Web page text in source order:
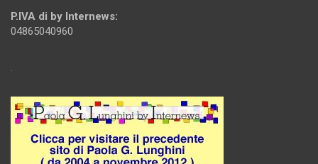
P.IVA di by Internews:
04865040960
.